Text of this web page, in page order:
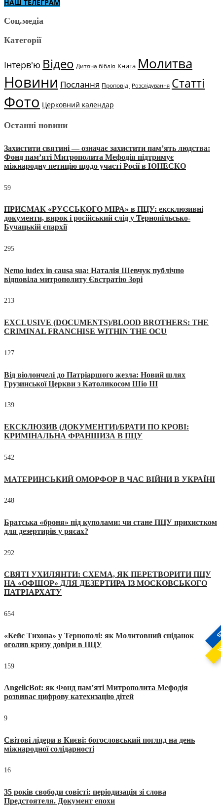
НАШ ТЕЛЕГРАМ
Соц.медіа
Категорії
Інтерв'ю Відео Дитяча біблія Книга Молитва
Новини Послання Проповіді Розслідування Статті
Фото Церковний календар
Останні новини
Захистити святині — означає захистити пам’ять людства:
Фонд пам’яті Митрополита Мефодія підтримує
міжнародну петицію щодо участі Росії в ЮНЕСКО
59
ПРИСМАК «РУССЬКОГО МІРА» в ПЦУ: ексклюзивні
документи, вирок і російський слід у Тернопільсько-
Бучацькій єпархії
295
Nemo iudex in causa sua: Наталія Шевчук публічно
відповіла митрополиту Євстратію Зорі
213
EXCLUSIVE (DOCUMENTS)/BLOOD BROTHERS: THE
CRIMINAL FRANCHISE WITHIN THE OCU
127
Від віолончелі до Патріаршого жезла: Новий шлях
Грузинської Церкви з Католикосом Шіо III
139
ЕКСКЛЮЗИВ (ДОКУМЕНТИ)/БРАТИ ПО КРОВІ:
КРИМІНАЛЬНА ФРАНШИЗА В ПЦУ
542
МАТЕРИНСЬКИЙ ОМОРФОР В ЧАС ВІЙНИ В УКРАЇНІ
248
Братська «броня» під куполами: чи стане ПЦУ прихистком
для дезертирів у рясах?
292
СВЯТІ УХИЛЯНТИ: СХЕМА, ЯК ПЕРЕТВОРИТИ ПЦУ
НА «ОФШОР» ДЛЯ ДЕЗЕРТИРА ІЗ МОСКОВСЬКОГО
ПАТРІАРХАТУ
654
«Кейс Тихона» у Тернополі: як Молитовний сніданок
оголив кризу довіри в ПЦУ
159
AngelicBot: як Фонд пам’яті Митрополита Мефодія
розвиває цифрову катехизацію дітей
9
Світові лідери в Києві: богословський погляд на день
міжнародної солідарності
16
35 років свободи совісті: періодизація зі слова
Предстоятеля. Документ епохи